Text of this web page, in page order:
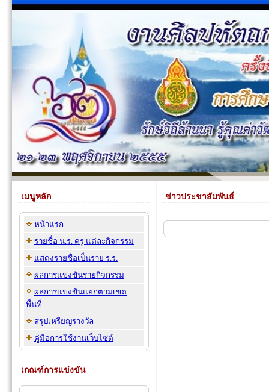
เมนูหลัก
หน้าแรก
รายชื่อ น.ร. ครู แต่ละกิจกรรม
แสดงรายชื่อเป็นราย ร.ร.
ผลการแข่งขันรายกิจกรรม
ผลการแข่งขันแยกตามเขต
พื้นที่
สรุปเหรียญรางวัล
คู่มือการใช้งานเว็บไซต์
เกณฑ์การแข่งขัน
ข่าวประชาสัมพันธ์